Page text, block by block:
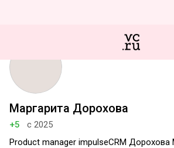
Маргарита Дорохова
+5
с 2025
Product manager impulseCRM Дорохова